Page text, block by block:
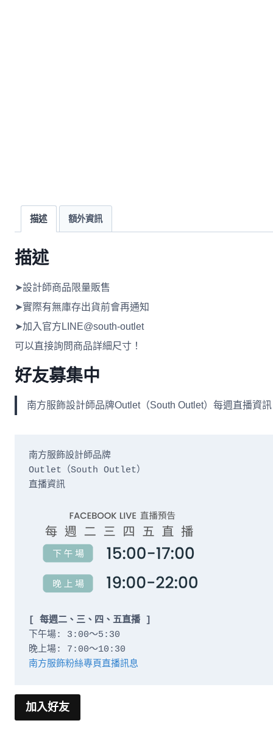
描述 額外資訊
描述
➤設計師商品限量販售
➤實際有無庫存出貨前會再通知
➤加入官方LINE@south-outlet
可以直接詢問商品詳細尺寸！
好友募集中
南方服飾設計師品牌Outlet（South Outlet）每週直播資
南方服飾設計師品牌
Outlet（South Outlet）
直播資訊
[ 每週二、三、四、五直播 ]
下午場: 3:00～5:30
南方服飾粉絲專頁直播訊息
加入好友